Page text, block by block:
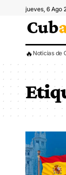
jueves, 6 Ago
🔥 Noticias de